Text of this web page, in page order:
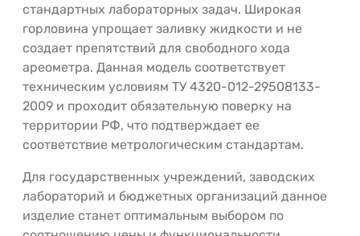
стандартных лабораторных задач. Широкая
горловина упрощает заливку жидкости и не
создает препятствий для свободного хода
ареометра. Данная модель соответствует
техническим условиям ТУ 4320-012-29508133-
2009 и проходит обязательную поверку на
территории РФ, что подтверждает ее
соответствие метрологическим стандартам.
Для государственных учреждений, заводских
лабораторий и бюджетных организаций данное
изделие станет оптимальным выбором по